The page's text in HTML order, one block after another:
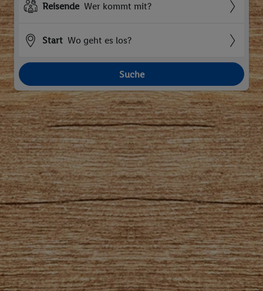
Reisende Wer kommt mit?
Start Wo geht es los?
Suche